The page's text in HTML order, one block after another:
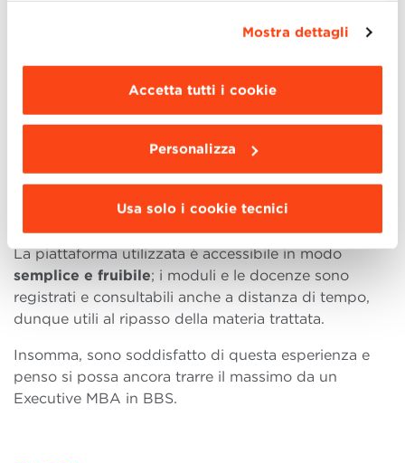
Dettagli ”. Per
modificare le impostazioni di navigazione e
scegliere le funzionalità, le terze parti e i cookie
Mostra dettagli
Accetta tutti i cookie
Personalizza
Usa solo i cookie tecnici
Community, coinvolgendo speaker d’eccezione. Le
testimonianze di manager e imprenditorisono di
nel breve-medio periodo, oltre che estremamente
Concludo sottolineando nuovamente che ritengo
i processi che hanno garantito la
continuità formativain un periodo storico
un’esperienza tutto sommato positiva.
La piattaforma utilizzata è accessibile in modo
semplice e fruibile; i moduli e le docenze sono
registrati e consultabili anche a distanza di tempo,
dunque utili al ripasso della materia trattata.
Insomma, sono soddisfatto di questa esperienza e
penso si possa ancora trarre il massimo da un
Executive MBA in BBS.